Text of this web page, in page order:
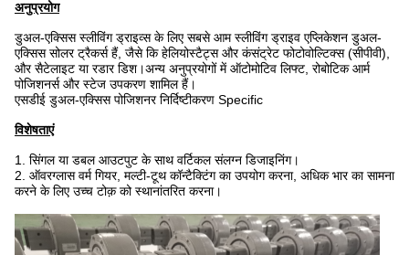
अनुप्रयोग
डुअल-एक्सिस स्लीविंग ड्राइव्स के लिए सबसे आम स्लीविंग ड्राइव एप्लिकेशन डुअल-
एक्सिस सोलर ट्रैकर्स हैं, जैसे कि हेलियोस्टैट्स और कंसंट्रेट फोटोवोल्टिक्स (सीपीवी),
और सैटेलाइट या रडार डिश।अन्य अनुप्रयोगों में ऑटोमोटिव लिफ्ट, रोबोटिक आर्म
पोजिशनर्स और स्टेज उपकरण शामिल हैं।
एसडीई डुअल-एक्सिस पोजिशनर निर्दिष्टीकरण Specific
विशेषताएं
1. सिंगल या डबल आउटपुट के साथ वर्टिकल संलग्न डिजाइनिंग।
2. ऑवरग्लास वर्म गियर, मल्टी-टूथ कॉन्टैक्टिंग का उपयोग करना, अधिक भार का सामना
करने के लिए उच्च टोक़ को स्थानांतरित करना।